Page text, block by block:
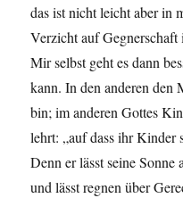
das ist nicht leicht aber in
Verzicht auf
Mir selbst geht es dann
kann. In den anderen den
bin; im anderen Gottes
lehrt: „auf dass ihr Kinder
Denn er lässt seine
und lässt regnen über